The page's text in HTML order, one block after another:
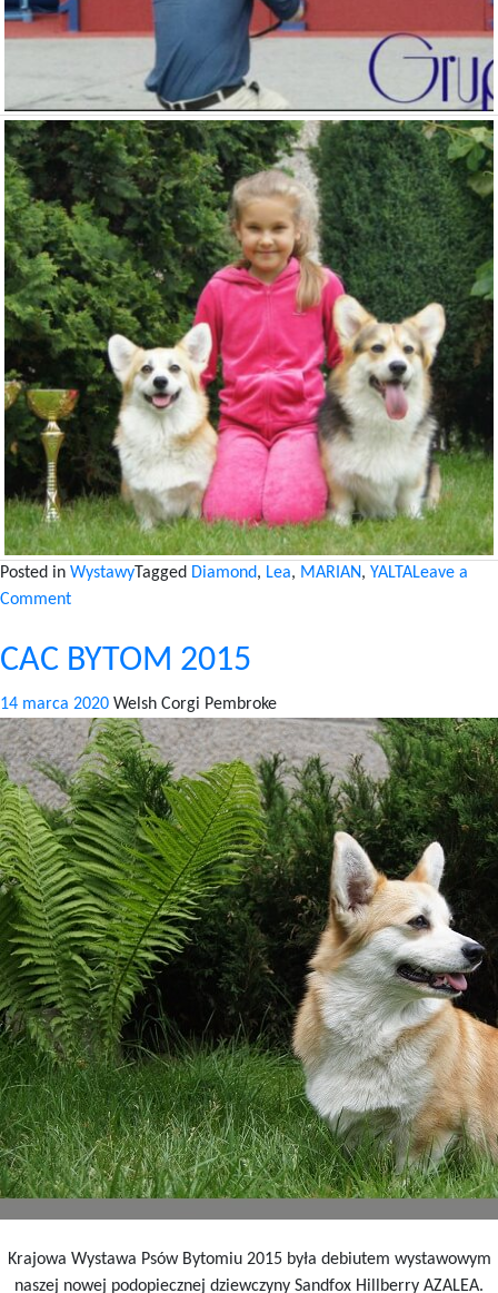
Posted in WystawyTagged Diamond, Lea, MARIAN, YALTALeave a
Commenton
KRAKÓW
CAC BYTOM 2015
14 marca 2020 Welsh Corgi Pembroke
Krajowa Wystawa Psów Bytomiu 2015 była debiutem wystawowym
naszej nowej podopiecznej dziewczyny Sandfox Hillberry AZALEA.